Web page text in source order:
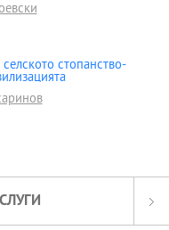
стопанство-